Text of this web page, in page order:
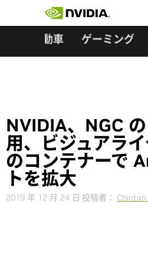
自動車 ゲーミング
NVIDIA、NGC
用、ビジュアラ
のコンテナーで
トを拡大
2019 年 12 月 24 日 投稿者：